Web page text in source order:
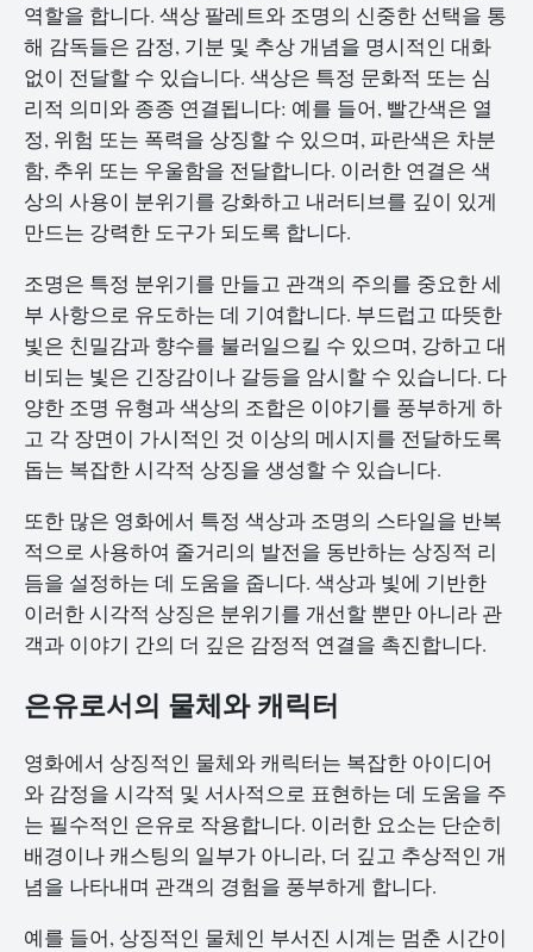
역할을 합니다. 색상 팔레트와 조명의 신중한 선택을 통
해 감독들은 감정, 기분 및 추상 개념을 명시적인 대화
없이 전달할 수 있습니다. 색상은 특정 문화적 또는 심
리적 의미와 종종 연결됩니다: 예를 들어, 빨간색은 열
정, 위험 또는 폭력을 상징할 수 있으며, 파란색은 차분
함, 추위 또는 우울함을 전달합니다. 이러한 연결은 색
상의 사용이 분위기를 강화하고 내러티브를 깊이 있게
만드는 강력한 도구가 되도록 합니다.
조명은 특정 분위기를 만들고 관객의 주의를 중요한 세
부 사항으로 유도하는 데 기여합니다. 부드럽고 따뜻한
빛은 친밀감과 향수를 불러일으킬 수 있으며, 강하고 대
비되는 빛은 긴장감이나 갈등을 암시할 수 있습니다. 다
양한 조명 유형과 색상의 조합은 이야기를 풍부하게 하
고 각 장면이 가시적인 것 이상의 메시지를 전달하도록
돕는 복잡한 시각적 상징을 생성할 수 있습니다.
또한 많은 영화에서 특정 색상과 조명의 스타일을 반복
적으로 사용하여 줄거리의 발전을 동반하는 상징적 리
듬을 설정하는 데 도움을 줍니다. 색상과 빛에 기반한
이러한 시각적 상징은 분위기를 개선할 뿐만 아니라 관
객과 이야기 간의 더 깊은 감정적 연결을 촉진합니다.
은유로서의 물체와 캐릭터
영화에서 상징적인 물체와 캐릭터는 복잡한 아이디어
와 감정을 시각적 및 서사적으로 표현하는 데 도움을 주
는 필수적인 은유로 작용합니다. 이러한 요소는 단순히
배경이나 캐스팅의 일부가 아니라, 더 깊고 추상적인 개
념을 나타내며 관객의 경험을 풍부하게 합니다.
예를 들어, 상징적인 물체인 부서진 시계는 멈춘 시간이